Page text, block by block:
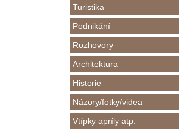
Turistika
Podnikání
Rozhovory
Architektura
Historie
Názory/fotky/videa
Vtípky apríly atp.